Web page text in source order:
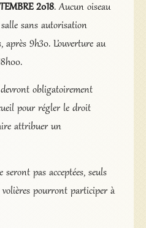
2018. Aucun oiseau
sans autorisation
9h30. L’ouverture au
obligatoirement
pour régler le droit
attribuer un
seront pas acceptées, seuls
volières pourront participer à